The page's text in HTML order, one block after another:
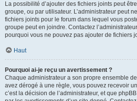
La possibilité d’ajouter des fichiers joints peut
groupe, ou par utilisateur. L’administrateur peut
fichiers joints pour le forum dans lequel vous
groupe peut en joindre. Contactez
pourquoi vous ne pouvez pas ajouter de fichiers
Haut
Pourquoi ai-je reçu un avertissement ?
Chaque administrateur a son propre ensemble
avez dérogé à une règle, vous pouvez recevoir
c’est la décision de l’administrateur, et que